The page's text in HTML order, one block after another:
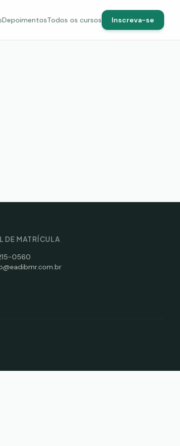
DepoimentosTodos os cursos Inscreva-se
DE MATRÍCULA
0560